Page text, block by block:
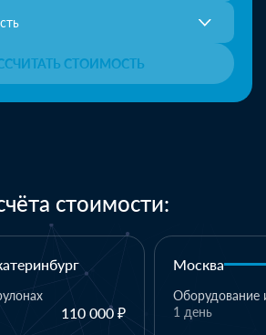
СТОИМОСТЬ
стоимости:
110 000 ₽
Казань
1 паллет -